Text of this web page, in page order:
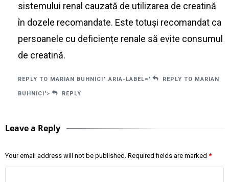
sistemului renal cauzată de utilizarea de creatină
în dozele recomandate. Este totuși recomandat ca
persoanele cu deficiențe renale să evite consumul
de creatină.
REPLY TO MARIAN BUHNICI" ARIA-LABEL=' REPLY TO MARIAN
BUHNICI'> REPLY
Leave a Reply
Your email address will not be published. Required fields are marked *